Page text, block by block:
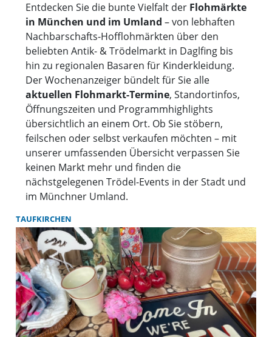
Entdecken Sie die bunte Vielfalt der Flohmärkte
in München und im Umland – von lebhaften
Nachbarschafts-Hofflohmärkten über den
beliebten Antik- & Trödelmarkt in Daglfing bis
hin zu regionalen Basaren für Kinderkleidung.
Der Wochenanzeiger bündelt für Sie alle
aktuellen Flohmarkt-Termine, Standortinfos,
Öffnungszeiten und Programmhighlights
übersichtlich an einem Ort. Ob Sie stöbern,
feilschen oder selbst verkaufen möchten – mit
unserer umfassenden Übersicht verpassen Sie
keinen Markt mehr und finden die
nächstgelegenen Trödel-Events in der Stadt und
im Münchner Umland.
TAUFKIRCHEN